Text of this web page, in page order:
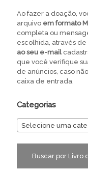
Ao fazer a doação,
arquivo em formato
completa ou
escolhida, através
ao seu e-mail
que você verifique
de anúncios, caso
caixa de entrada.
Categorias
Selecione uma
Buscar por Livro